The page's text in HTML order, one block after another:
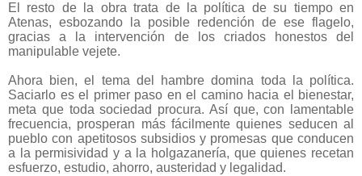
El resto de la obra trata de la política de su tiempo en
Atenas, esbozando la posible redención de ese flagelo,
gracias a la intervención de los criados honestos del
manipulable vejete.
Ahora bien, el tema del hambre domina toda la política.
Saciarlo es el primer paso en el camino hacia el bienestar,
meta que toda sociedad procura. Así que, con lamentable
frecuencia, prosperan más fácilmente quienes seducen al
pueblo con apetitosos subsidios y promesas que conducen
a la permisividad y a la holgazanería, que quienes recetan
esfuerzo, estudio, ahorro, austeridad y legalidad.